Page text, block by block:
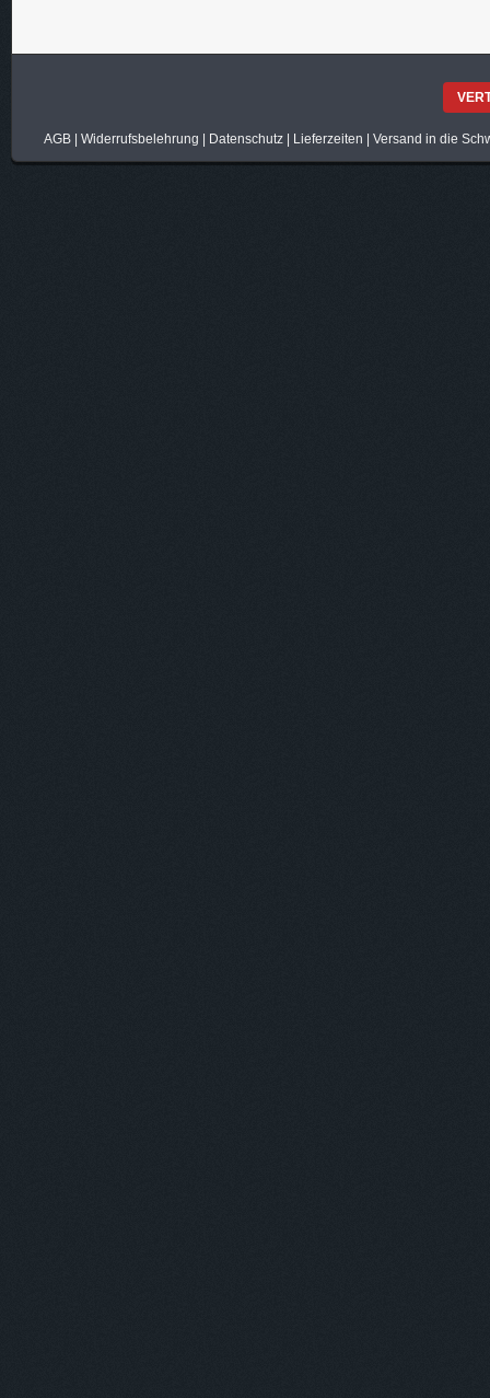
AGB| Widerrufsbelehrung | Datenschutz| Lieferzeiten | Versand in die